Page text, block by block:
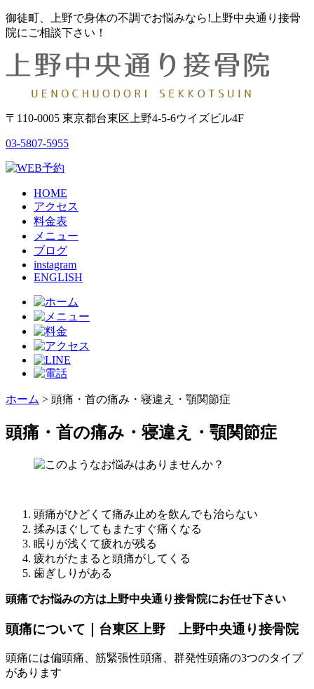
御徒町、上野で身体の不調でお悩みなら!上野中央通り接骨
院にご相談下さい！
〒110-0005 東京都台東区上野4-5-6ウイズビル4F
03-5807-5955
HOME
アクセス
料金表
メニュー
ブログ
instagram
ENGLISH
ホーム > 頭痛・首の痛み・寝違え・顎関節症
頭痛・首の痛み・寝違え・顎関節症
頭痛がひどくて痛み止めを飲んでも治らない
揉みほぐしてもまたすぐ痛くなる
眠りが浅くて疲れが残る
疲れがたまると頭痛がしてくる
歯ぎしりがある
頭痛でお悩みの方は上野中央通り接骨院にお任せ下さい
頭痛について｜台東区上野 上野中央通り接骨院
頭痛には偏頭痛、筋緊張性頭痛、群発性頭痛の3つのタイプ
があります